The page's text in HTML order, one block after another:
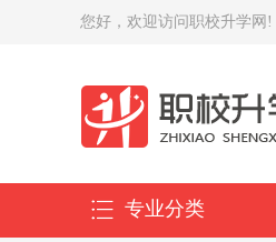
您好，欢迎访问职校升学网!
专业分类